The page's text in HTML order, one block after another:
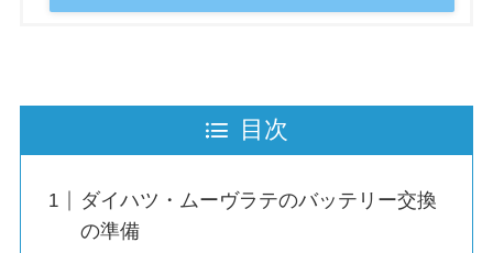
目次
ダイハツ・ムーヴラテのバッテリー交換
の準備